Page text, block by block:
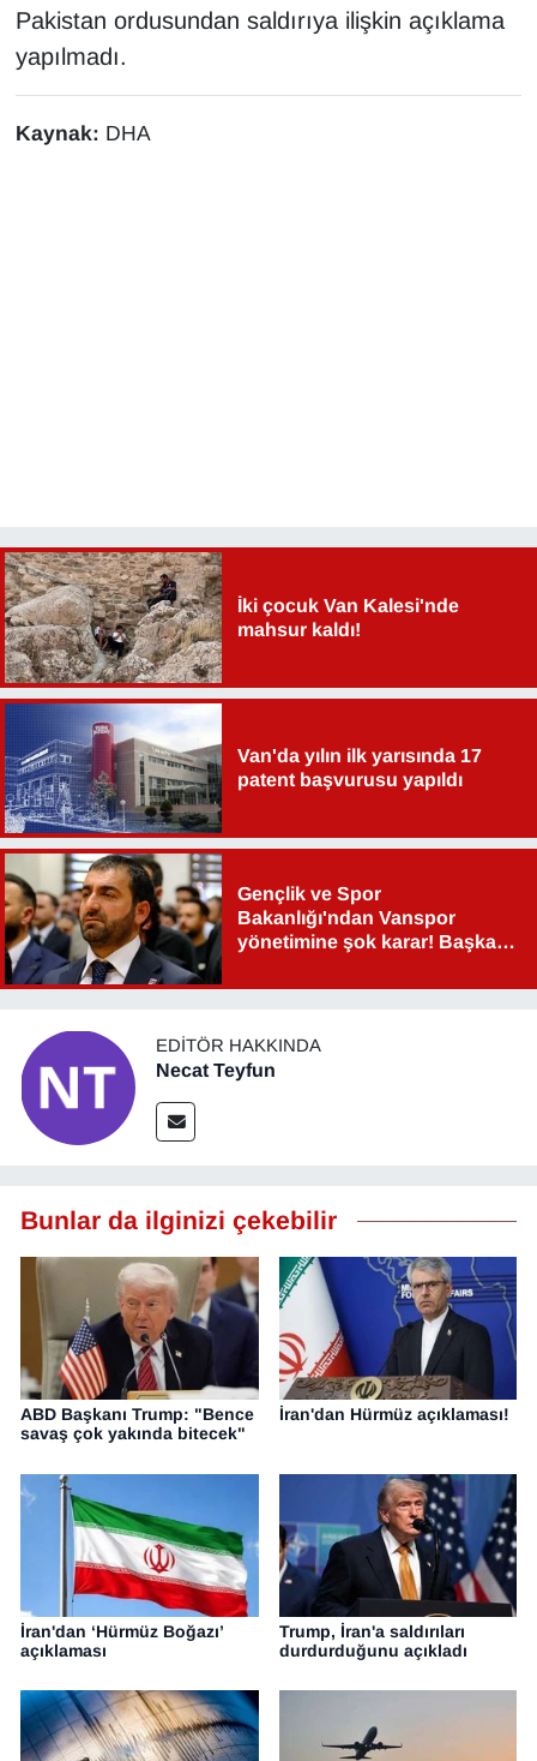
Pakistan ordusundan saldırıya ilişkin açıklama
yapılmadı.
Kaynak: DHA
İki çocuk Van Kalesi'nde
mahsur kaldı!
Van'da yılın ilk yarısında 17
patent başvurusu yapıldı
Gençlik ve Spor
Bakanlığı'ndan Vanspor
yönetimine şok karar! Başkan
EDITÖR HAKKINDA
Necat Teyfun
Bunlar da ilginizi çekebilir
ABD Başkanı Trump: "Bence
savaş çok yakında bitecek"
İran'dan Hürmüz açıklaması!
İran'dan ‘Hürmüz Boğazı’
açıklaması
Trump, İran'a saldırıları
durdurduğunu açıkladı
Kim Kimdir?
Kültür & Sanat
SAĞLIK
Seri İlan
Sinema - TV
SİYASET
SPOR
TEBRİK
TEKNOLOJİ
VAN'DA SPOR
Vasıta
YEREL